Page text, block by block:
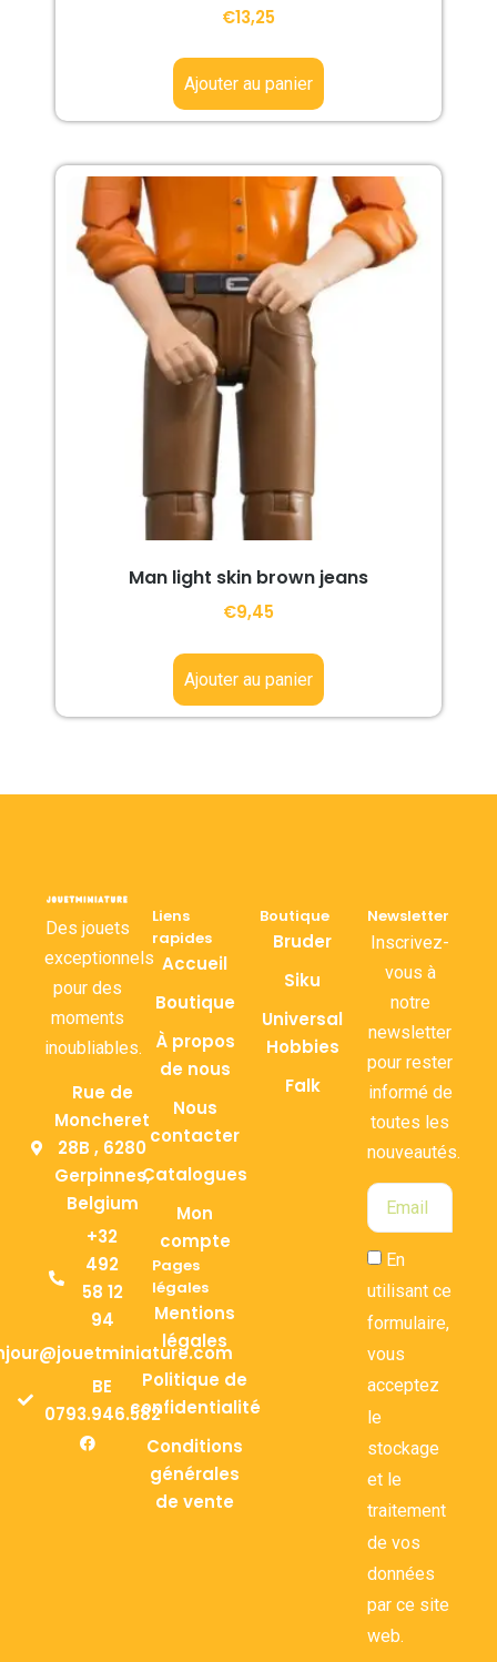
€13,25
Ajouter au panier
Man light skin brown jeans
€9,45
Ajouter au panier
Des jouets
exceptionnels
pour des
moments
inoubliables.
Rue de
Moncheret
28B , 6280
Gerpinnes,
Belgium
+32
492
58 12
94
BE
0793.946.582
Liens
rapides
Accueil
Boutique
À propos
de nous
Nous
contacter
Catalogues
Mon
compte
Pages
légales
Mentions
légales
Politique de
confidentialité
Conditions
générales
de vente
Boutique
Bruder
Siku
Universal
Hobbies
Falk
Newsletter
Inscrivez-
vous à
notre
newsletter
pour rester
informé de
toutes les
nouveautés.
En
utilisant ce
formulaire,
vous
acceptez
le
stockage
et le
traitement
de vos
données
par ce site
web.